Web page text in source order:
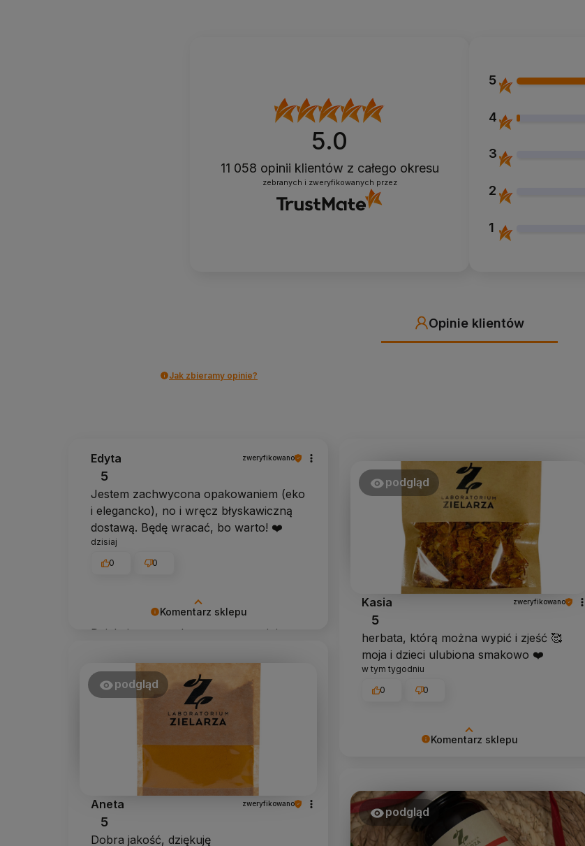
5.0
11 058 opinii klientów z całego okresu
zebranych i zweryfikowanych przez
5
4
3
2
1
Opinie klientów
Jak zbieramy opinie?
Komentarz sklepu
Dziękujemy za tak pozytywną opinię -
takich klientów! Doceniamy czas i
wysiłek włożony w podzielenie się z
nami Twoimi doświadczeniami. Do
Edyta zweryfikowano
5
Jestem zachwycona opakowaniem (eko
i elegancko), no i wręcz błyskawiczną
dostawą. Będę wracać, bo warto! ❤️
dzisiaj
0 0
Komentarz sklepu
klientów jak Ty. Z pozdrowieniami,
obsługa sklepu.
podgląd
Kasia zweryfikowano
5
herbata, którą można wypić i zjeść 🥰
moja i dzieci ulubiona smakowo ❤️
w tym tygodniu
0 0
podgląd
Aneta zweryfikowano
5
Dobra jakość, dziękuję
podgląd